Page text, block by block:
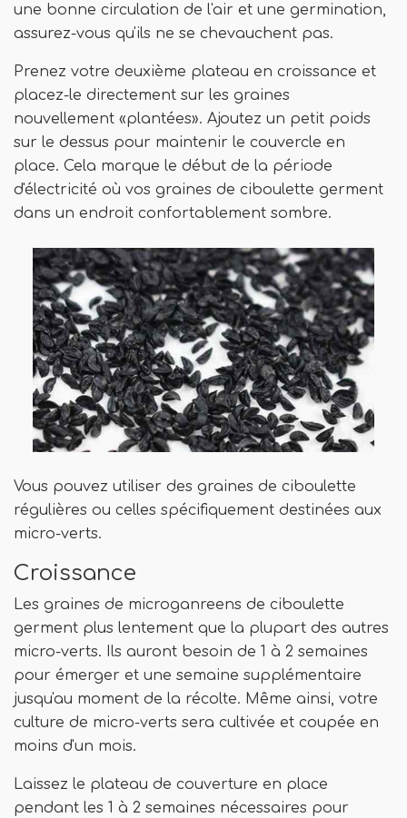
une bonne circulation de l'air et une germination,
assurez-vous qu'ils ne se chevauchent pas.
Prenez votre deuxième plateau en croissance et
placez-le directement sur les graines
nouvellement «plantées». Ajoutez un petit poids
sur le dessus pour maintenir le couvercle en
place. Cela marque le début de la période
d'électricité où vos graines de ciboulette germent
dans un endroit confortablement sombre.
Vous pouvez utiliser des graines de ciboulette
régulières ou celles spécifiquement destinées aux
micro-verts.
Croissance
Les graines de microganreens de ciboulette
germent plus lentement que la plupart des autres
micro-verts. Ils auront besoin de 1 à 2 semaines
pour émerger et une semaine supplémentaire
jusqu'au moment de la récolte. Même ainsi, votre
culture de micro-verts sera cultivée et coupée en
moins d'un mois.
Laissez le plateau de couverture en place
pendant les 1 à 2 semaines nécessaires pour